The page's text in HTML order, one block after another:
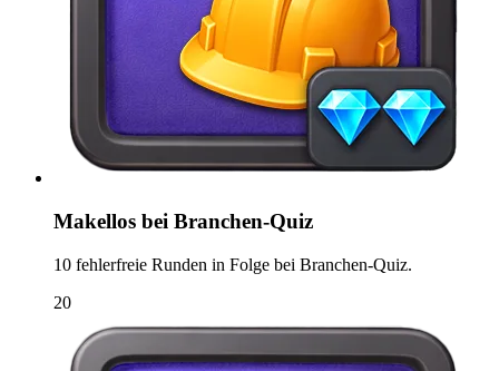
Makellos bei Branchen-Quiz
10 fehlerfreie Runden in Folge bei Branchen-Quiz.
20